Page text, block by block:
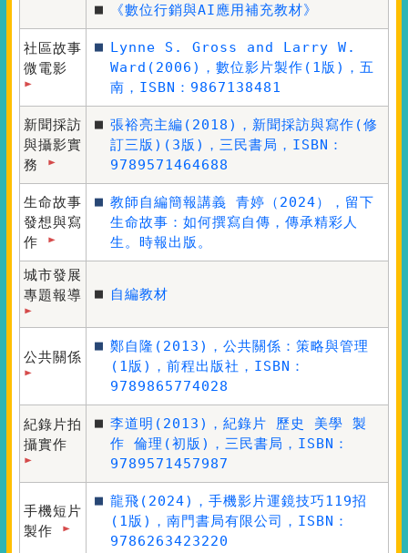
■
《數位行銷與AI應用補充教材》
社區故事
微電影
■ Lynne S. Gross and Larry W.
Ward(2006)， 數位影片製作 (1版)，五
南，ISBN：9867138481
新聞採訪
與攝影實
務
■ 張裕亮主編(2018)， 新聞採訪與寫作(修
訂三版) (3版)，三民書局，ISBN：
9789571464688
生命故事
發想與寫
作
■ 教師自編簡報講義 青婷（2024），留下
生命故事：如何撰寫自傳，傳承精彩人
生。時報出版。
城市發展
專題報導
■ 自編教材
公共關係
■ 鄭自隆(2013)， 公共關係：策略與管理
(1版)，前程出版社，ISBN：
9789865774028
紀錄片拍
攝實作
■ 李道明(2013)， 紀錄片 歷史 美學 製
作 倫理 (初版)，三民書局，ISBN：
9789571457987
手機短片
製作
■ 龍飛(2024)， 手機影片運鏡技巧119招
(1版)，南門書局有限公司，ISBN：
9786263423220